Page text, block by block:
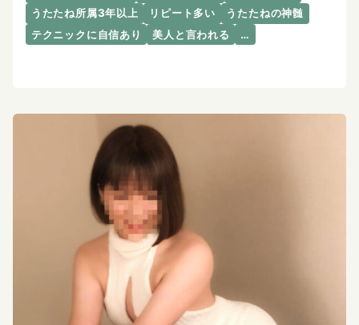
うたたね所属3年以上
リピート多い
うたたねの神髄
テクニックに自信あり
美人と言われる …